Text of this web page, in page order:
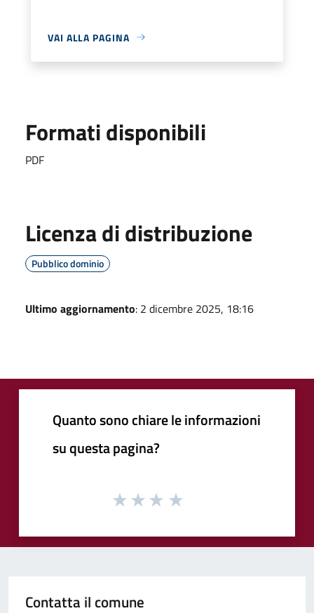
VAI ALLA PAGINA
Formati disponibili
PDF
Licenza di distribuzione
Pubblico dominio
Ultimo aggiornamento: 2 dicembre 2025, 18:16
Quanto sono chiare le informazioni
su questa pagina?
Contatta il comune